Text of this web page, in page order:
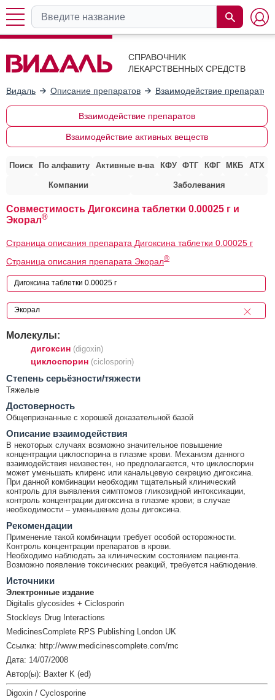
СПРАВОЧНИК
ЛЕКАРСТВЕННЫХ СРЕДСТВ
Видаль Описание препаратов Взаимодействие препаратов
Взаимодействие препаратов
Взаимодействие активных веществ
Поиск По алфавиту Активные в-ва КФУ ФТГ КФГ МКБ АТХ
Компании Заболевания
Совместимость Дигоксина таблетки 0.00025 г и
Экорал®
Страница описания препарата Дигоксина таблетки 0.00025 г
Страница описания препарата Экорал®
Молекулы:
дигоксин (digoxin)
циклоспорин (ciclosporin)
Cтепень серьёзности/тяжести
Тяжелые
Достоверность
Общепризнанные с хорошей доказательной базой
Описание взаимодействия
В некоторых случаях возможно значительное повышение
концентрации циклоспорина в плазме крови. Механизм данного
взаимодействия неизвестен, но предполагается, что циклоспорин
может уменьшать клиренс или канальцевую секрецию дигоксина.
При данной комбинации необходим тщательный клинический
контроль для выявления симптомов гликозидной интоксикации,
контроль концентрации дигоксина в плазме крови; в случае
необходимости – уменьшение дозы дигоксина.
Рекомендации
Применение такой комбинации требует особой осторожности.
Контроль концентрации препаратов в крови.
Необходимо наблюдать за клиническим состоянием пациента.
Возможно появление токсических реакций, требуется наблюдение.
Источники
Электронные издание
Digitalis glycosides + Ciclosporin
Stockleys Drug Interactions
MedicinesComplete RPS Publishing London UK
Ссылка: http://www.medicinescomplete.com/mc
Дата: 14/07/2008
Автор(ы): Baxter K (ed)
Digoxin / Cyclosporine